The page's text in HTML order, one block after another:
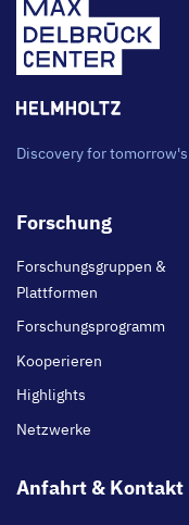
Discovery for
Footer
Forschung
Forschungsgruppen &
Plattformen
Forschungsprogramm
Kooperieren
Highlights
Netzwerke
Anfahrt & Kontakt